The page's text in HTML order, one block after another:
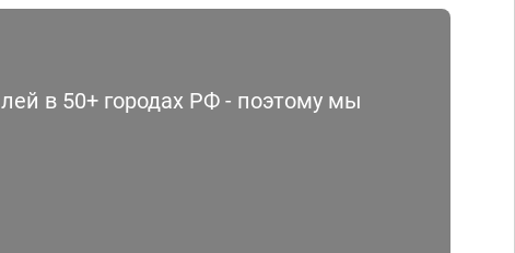
в 50+ городах РФ - поэтому мы